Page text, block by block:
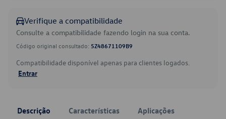
Verifique a compatibilidade
Consulte a compatibilidade fazendo login na sua conta.
Código original consultado: 5Z48671109B9
Compatibilidade disponível apenas para clientes logados.
Entrar
Descrição Características Aplicações